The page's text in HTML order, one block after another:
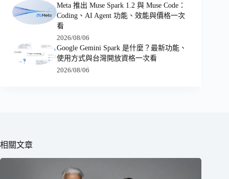
Meta 推出 Muse Spark 1.2 與 Muse Code：
Coding、AI Agent 功能、效能與價格一次
看
2026/08/06
Google Gemini Spark 是什麼？最新功能、
使用方式與台灣開放資格一次看
2026/08/06
相關文章